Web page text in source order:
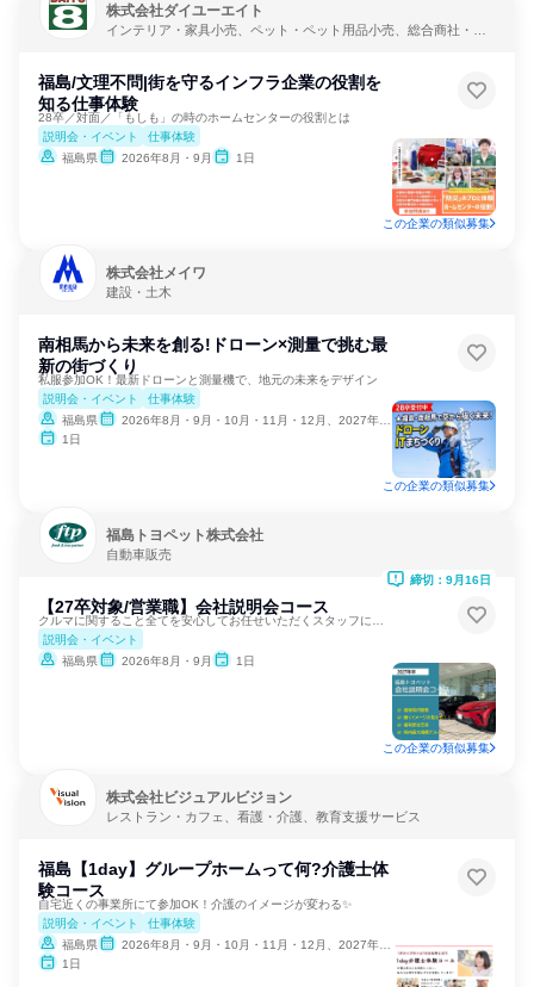
株式会社ダイユーエイト
インテリア・家具小売、ペット・ペット用品小売、総合商社・専
福島/文理不問|街を守るインフラ企業の役割を
知る仕事体験
28卒／対面／「もしも」の時のホームセンターの役割とは
説明会・イベント
仕事体験
福島県
2026年8月・9月 1日
この企業の類似募集
株式会社メイワ
建設・土木
南相馬から未来を創る!ドローン×測量で挑む最
新の街づくり
私服参加OK！最新ドローンと測量機で、地元の未来をデザイン
説明会・イベント
仕事体験
福島県
2026年8月・9月・10月・11月・12月、2027年1月
1日
この企業の類似募集
福島トヨペット株式会社
自動車販売
【27卒対象/営業職】会社説明会コース
説明会・イベント
福島県
2026年8月・9月 1日
締切：9月16日
この企業の類似募集
株式会社ビジュアルビジョン
レストラン・カフェ、看護・介護、教育支援サービス
福島【1day】グループホームって何?介護士体
験コース
自宅近くの事業所にて参加OK！介護のイメージが変わる✨
説明会・イベント
仕事体験
福島県
2026年8月・9月・10月・11月・12月、2027年1月・2月
1日